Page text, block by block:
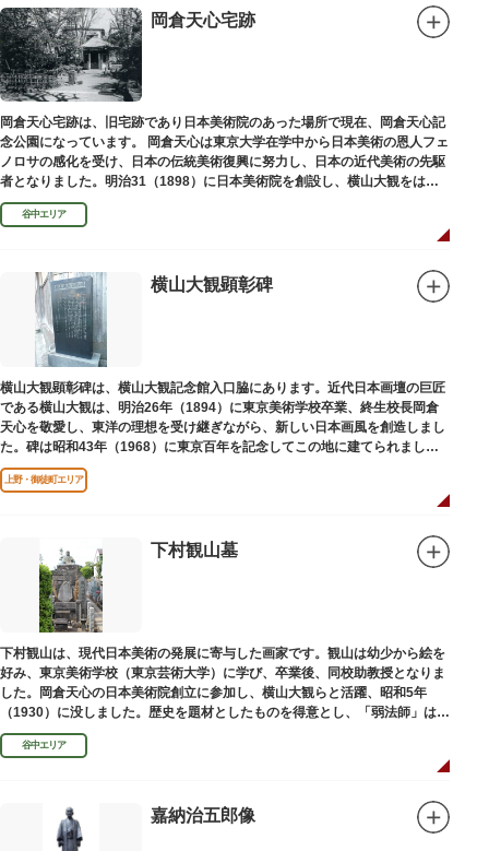
岡倉天心宅跡
岡倉天心宅跡は、旧宅跡であり日本美術院のあった場所で現在、岡倉天心記
念公園になっています。 岡倉天心は東京大学在学中から日本美術の恩人フェ
ノロサの感化を受け、日本の伝統美術復興に努力し、日本の近代美術の先駆
者となりました。明治31（1898）に日本美術院を創設し、横山大観をはじ
め優れた画家を世に送り出しました。
谷中エリア
横山大観顕彰碑
横山大観顕彰碑は、横山大観記念館入口脇にあります。近代日本画壇の巨匠
である横山大観は、明治26年（1894）に東京美術学校卒業、終生校長岡倉
天心を敬愛し、東洋の理想を受け継ぎながら、新しい日本画風を創造しまし
た。碑は昭和43年（1968）に東京百年を記念してこの地に建てられまし
た。
上野・御徒町エリア
下村観山墓
下村観山は、現代日本美術の発展に寄与した画家です。観山は幼少から絵を
好み、東京美術学校（東京芸術大学）に学び、卒業後、同校助教授となりま
した。岡倉天心の日本美術院創立に参加し、横山大観らと活躍、昭和5年
（1930）に没しました。歴史を題材としたものを得意とし、「弱法師」は代
表作です。お墓は安立寺（あんりゅうじ）にあります。
谷中エリア
嘉納治五郎像